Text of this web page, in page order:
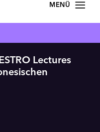
Lectures